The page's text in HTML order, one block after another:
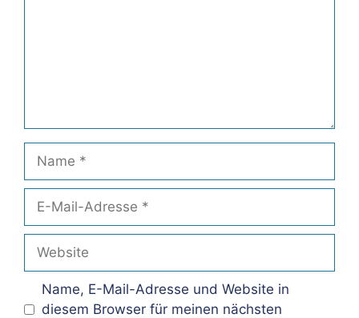
Mail-
Adresse
Name, E-Mail-Adresse und Website in
diesem Browser für meinen nächsten